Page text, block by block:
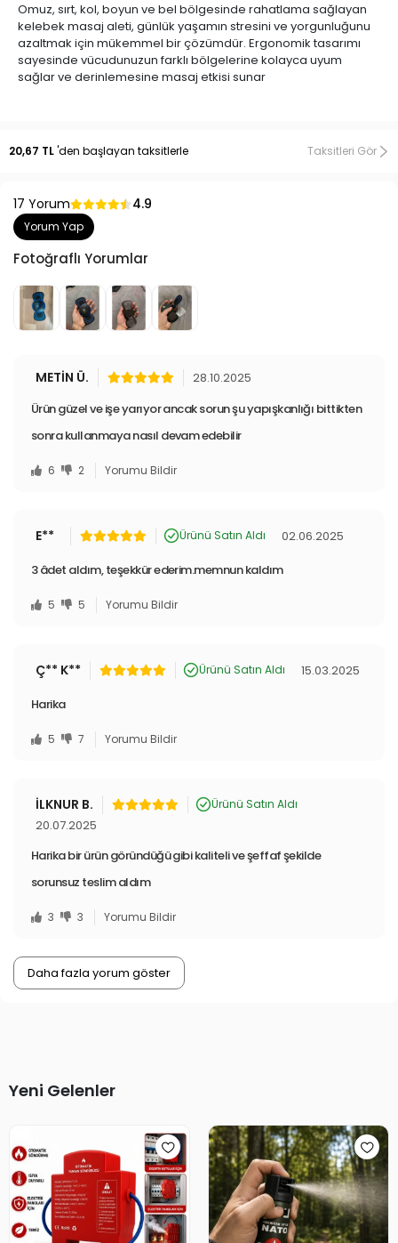
Omuz, sırt, kol, boyun ve bel bölgesinde rahatlama sağlayan
kelebek masaj aleti, günlük yaşamın stresini ve yorgunluğunu
azaltmak için mükemmel bir çözümdür. Ergonomik tasarımı
sayesinde vücudunuzun farklı bölgelerine kolayca uyum
sağlar ve derinlemesine masaj etkisi sunar
20,67 TL'den başlayan taksitlerle Taksitleri Gör
17 Yorum 4.9
Yorum Yap
Fotoğraflı Yorumlar
METİN Ü.
28.10.2025
Ürün güzel ve işe yarıyor ancak sorun şu yapışkanlığı bittikten
sonra kullanmaya nasıl devam edebilir
6 2 Yorumu Bildir
E** Ürünü Satın Aldı 02.06.2025
3 âdet aldım, teşekkür ederim.memnun kaldım
5 5 Yorumu Bildir
Ç** K** Ürünü Satın Aldı 15.03.2025
Harika
5 7 Yorumu Bildir
İLKNUR B. Ürünü Satın Aldı
20.07.2025
Harika bir ürün göründüğü gibi kaliteli ve şeffaf şekilde
sorunsuz teslim aldım
3 3 Yorumu Bildir
Daha fazla yorum göster
Yeni Gelenler